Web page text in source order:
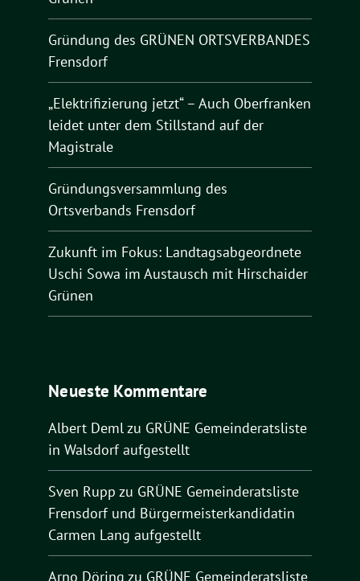
Gründung des GRÜNEN ORTSVERBANDES
Frensdorf
„Elektrifizierung jetzt“ – Auch Oberfranken
leidet unter dem Stillstand auf der
Magistrale
Gründungsversammlung des
Ortsverbands Frensdorf
Zukunft im Fokus: Landtagsabgeordnete
Uschi Sowa im Austausch mit Hirschaider
Grünen
Neueste Kommentare
Albert Demlzu GRÜNE Gemeinderatsliste
in Walsdorf aufgestellt
Sven Rupp zu GRÜNE Gemeinderatsliste
Frensdorf und Bürgermeisterkandidatin
Carmen Lang aufgestellt
Arno Döring zu GRÜNE Gemeinderatsliste